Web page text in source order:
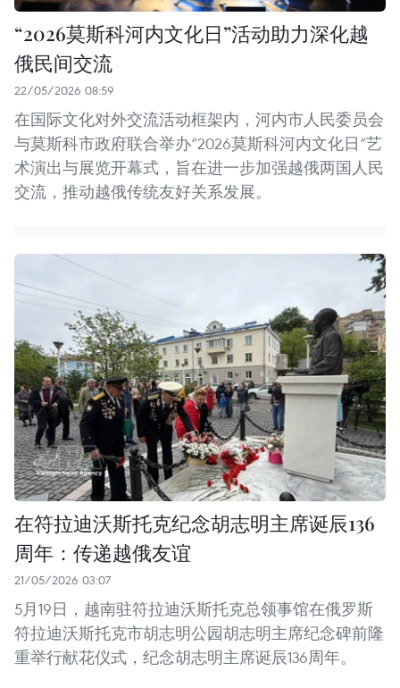
“2026莫斯科河内文化日”活动助力深化越
俄民间交流
22/05/2026 08:59
在国际文化对外交流活动框架内，河内市人民委员会
与莫斯科市政府联合举办“2026莫斯科河内文化日”艺
术演出与展览开幕式，旨在进一步加强越俄两国人民
交流，推动越俄传统友好关系发展。
在符拉迪沃斯托克纪念胡志明主席诞辰136
周年：传递越俄友谊
21/05/2026 03:07
5月19日，越南驻符拉迪沃斯托克总领事馆在俄罗斯
符拉迪沃斯托克市胡志明公园胡志明主席纪念碑前隆
重举行献花仪式，纪念胡志明主席诞辰136周年。